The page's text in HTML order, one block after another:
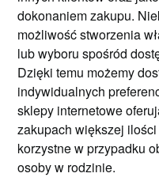
dokonaniem zakupu.
możliwość stworzenia
lub wyboru spośród
Dzięki temu możemy
indywidualnych
sklepy internetowe
zakupach większej
korzystne w przypadku
osoby w rodzinie.